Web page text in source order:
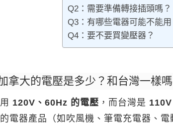
Q2：需要準備轉接插頭嗎？
Q3：有哪些電器可能不能
Q4：要不要買變壓器？
拿大的電壓是多少？和台灣一樣嗎
120V、60Hz 的電壓 ，而台灣是
電器產品（如吹風機、筆電充電器、